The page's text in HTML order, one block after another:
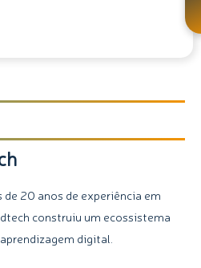
de 20 anos de experiência em
construiu um ecossistema
digital.